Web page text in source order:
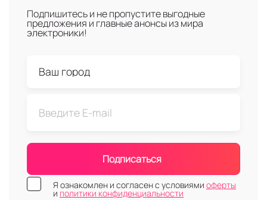
Подпишитесь и не пропустите выгодные
предложения и главные анонсы из мира
электроники!
Подписаться
Я ознакомлен и согласен с условиями оферты
и политики конфиденциальности